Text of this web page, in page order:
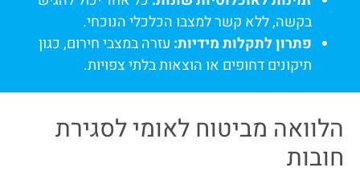
בקשה, ללא קשר למצבו הכלכלי הנוכחי.
פתרון לתקלות מידיות: עזרה במצבי חירום, כגון
תיקונים דחופים או הוצאות בלתי צפויות.
הלוואה מביטוח לאומי לסגירת
חובות